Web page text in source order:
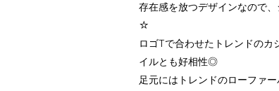
存在感を放つデザインなので
☆
ロゴTで合わせたトレンドのカ
イルとも好相性◎
足元にはトレンドのローファ